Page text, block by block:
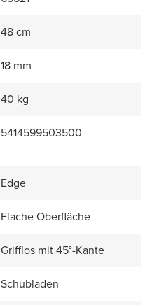
48 cm
18 mm
40 kg
5414599503500
Edge
Flache Oberfläche
Grifflos mit 45°-Kante
Schubladen